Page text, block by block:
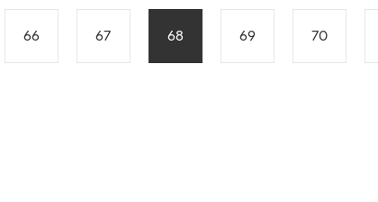
66 67 68 69 70